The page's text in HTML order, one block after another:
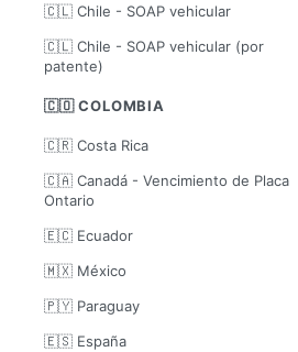
🇨🇱 Chile - SOAP vehicular
🇨🇱 Chile - SOAP vehicular (por
patente)
🇨🇴 COLOMBIA
🇨🇷 Costa Rica
🇨🇦 Canadá - Vencimiento de Placa
Ontario
🇪🇨 Ecuador
🇲🇽 México
🇵🇾 Paraguay
🇪🇸 España